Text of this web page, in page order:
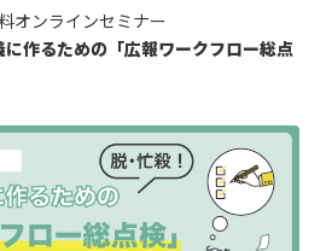
オンラインセミナー
作るための「広報ワークフロー総点